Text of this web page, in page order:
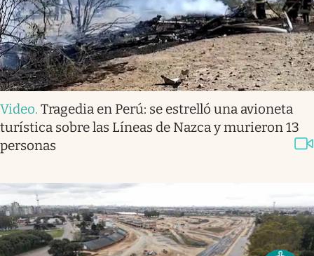
Video. Tragedia en Perú: se estrelló una avioneta
turística sobre las Líneas de Nazca y murieron 13
personas